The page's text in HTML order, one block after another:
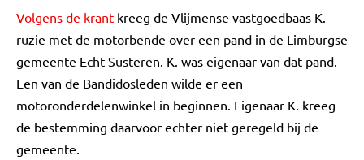
Volgens de krant kreeg de Vlijmense vastgoedbaas K.
ruzie met de motorbende over een pand in de Limburgse
gemeente Echt-Susteren. K. was eigenaar van dat pand.
Een van de Bandidosleden wilde er een
motoronderdelenwinkel in beginnen. Eigenaar K. kreeg
de bestemming daarvoor echter niet geregeld bij de
gemeente.